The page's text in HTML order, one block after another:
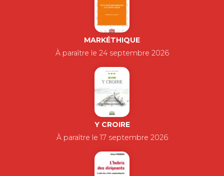
MARKÉTHIQUE
À paraître le 24 septembre 2026
Y CROIRE
À paraître le 17 septembre 2026